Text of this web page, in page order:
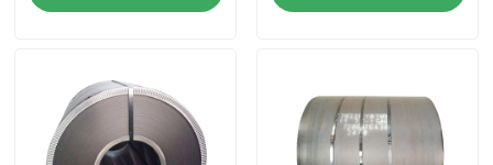
Проверка качества